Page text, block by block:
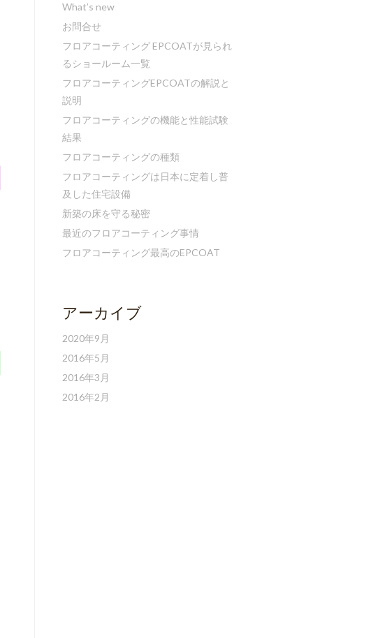
What’s new
お問合せ
フロアコーティング EPCOATが見られ
るショールーム一覧
フロアコーティングEPCOATの解説と
説明
フロアコーティングの機能と性能試験
結果
フロアコーティングの種類
フロアコーティングは日本に定着し普
及した住宅設備
新築の床を守る秘密
最近のフロアコーティング事情
フロアコーティング最高のEPCOAT
アーカイブ
2020年9月
2016年5月
2016年3月
2016年2月